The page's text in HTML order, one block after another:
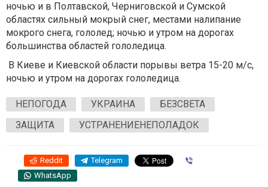
ночью и в Полтавской, Черниговской и Сумской
областях сильный мокрый снег, местами налипание
мокрого снега, гололед; ночью и утром на дорогах
большинства областей гололедица.
В Киеве и Киевской области порывы ветра 15-20 м/с,
ночью и утром на дорогах гололедица.
НЕПОГОДА УКРАИНА
БЕЗСВЕТА
ЗАЩИТА
УСТРАНЕНИЕНЕПОЛАДОК
Reddit Telegram
WhatsApp